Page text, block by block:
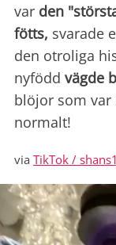
var den
fötts, svarade
den otroliga
nyfödd vägde
blöjor som
normalt!
via TikTok /